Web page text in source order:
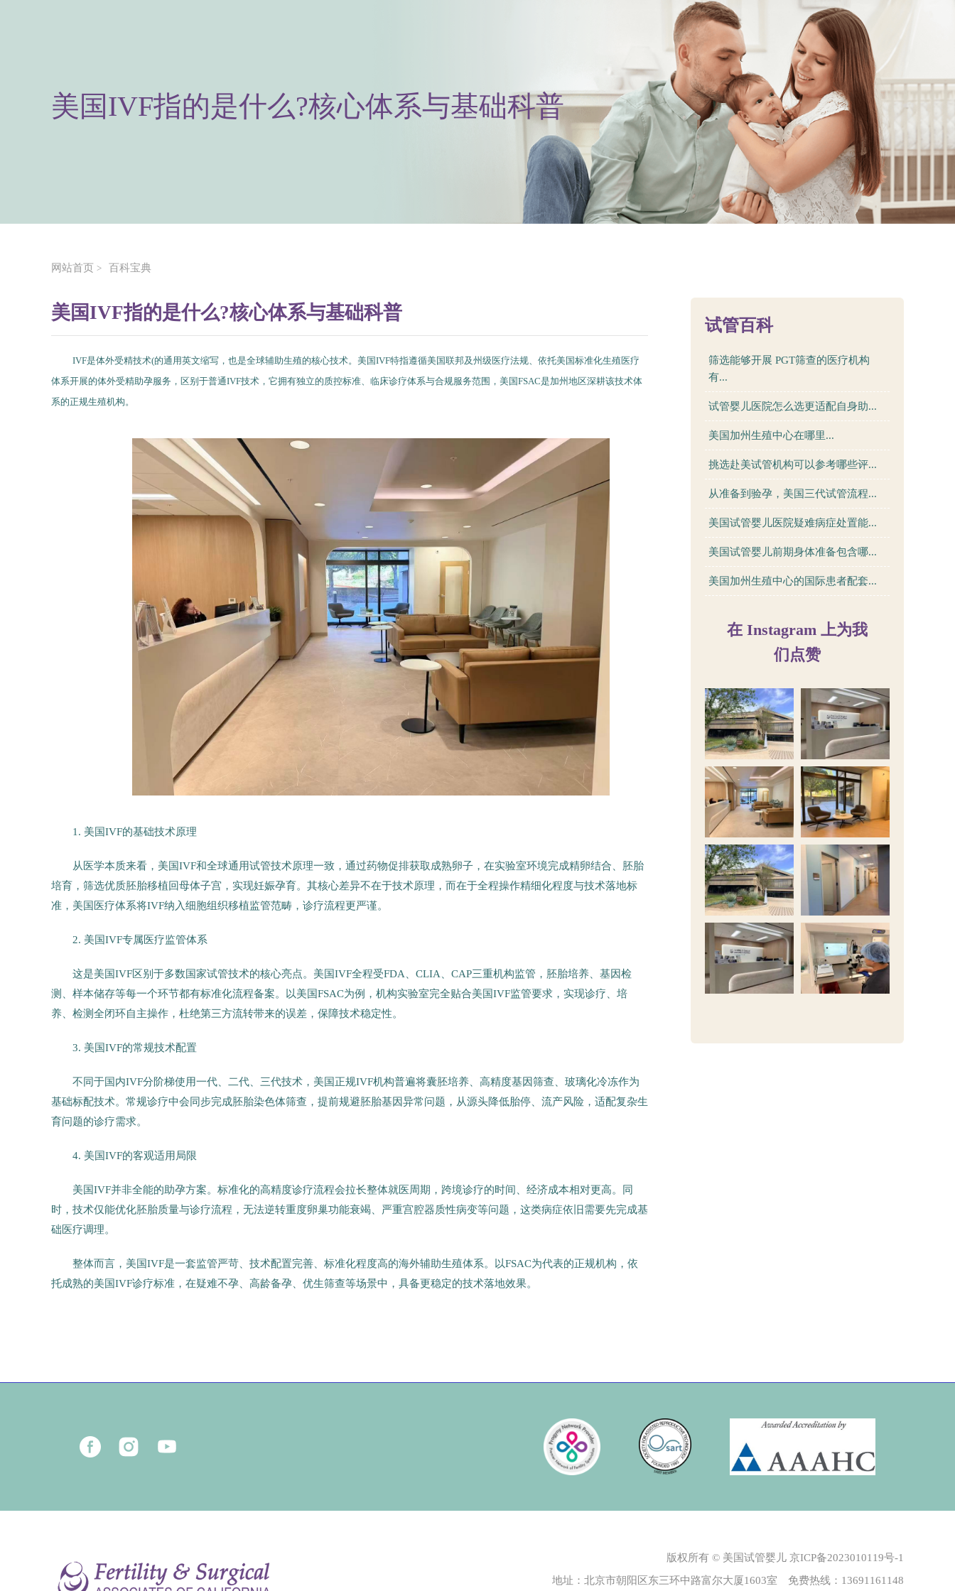
美国IVF指的是什么?核心体系与基础科普
网站首页 > 百科宝典
美国IVF指的是什么?核心体系与基础科普
IVF是体外受精技术(的通用英文缩写，也是全球辅助生殖的核心技术。美国IVF特指遵循美国联邦及州级医疗法规、依托美国标准化生殖医疗
体系开展的体外受精助孕服务，区别于普通IVF技术，它拥有独立的质控标准、临床诊疗体系与合规服务范围，美国FSAC是加州地区深耕该技术体
系的正规生殖机构。
1. 美国IVF的基础技术原理
从医学本质来看，美国IVF和全球通用试管技术原理一致，通过药物促排获取成熟卵子，在实验室环境完成精卵结合、胚胎
培育，筛选优质胚胎移植回母体子宫，实现妊娠孕育。其核心差异不在于技术原理，而在于全程操作精细化程度与技术落地标
准，美国医疗体系将IVF纳入细胞组织移植监管范畴，诊疗流程更严谨。
2. 美国IVF专属医疗监管体系
这是美国IVF区别于多数国家试管技术的核心亮点。美国IVF全程受FDA、CLIA、CAP三重机构监管，胚胎培养、基因检
测、样本储存等每一个环节都有标准化流程备案。以美国FSAC为例，机构实验室完全贴合美国IVF监管要求，实现诊疗、培
养、检测全闭环自主操作，杜绝第三方流转带来的误差，保障技术稳定性。
3. 美国IVF的常规技术配置
不同于国内IVF分阶梯使用一代、二代、三代技术，美国正规IVF机构普遍将囊胚培养、高精度基因筛查、玻璃化冷冻作为
基础标配技术。常规诊疗中会同步完成胚胎染色体筛查，提前规避胚胎基因异常问题，从源头降低胎停、流产风险，适配复杂生
育问题的诊疗需求。
4. 美国IVF的客观适用局限
美国IVF并非全能的助孕方案。标准化的高精度诊疗流程会拉长整体就医周期，跨境诊疗的时间、经济成本相对更高。同
时，技术仅能优化胚胎质量与诊疗流程，无法逆转重度卵巢功能衰竭、严重宫腔器质性病变等问题，这类病症依旧需要先完成基
础医疗调理。
整体而言，美国IVF是一套监管严苛、技术配置完善、标准化程度高的海外辅助生殖体系。以FSAC为代表的正规机构，依
托成熟的美国IVF诊疗标准，在疑难不孕、高龄备孕、优生筛查等场景中，具备更稳定的技术落地效果。
试管百科
筛选能够开展 PGT筛查的医疗机构
有...
试管婴儿医院怎么选更适配自身助...
美国加州生殖中心在哪里...
挑选赴美试管机构可以参考哪些评...
从准备到验孕，美国三代试管流程...
美国试管婴儿医院疑难病症处置能...
美国试管婴儿前期身体准备包含哪...
美国加州生殖中心的国际患者配套...
在 Instagram 上为我
们点赞
版权所有 © 美国试管婴儿 京ICP备2023010119号-1
地址：北京市朝阳区东三环中路富尔大厦1603室 免费热线：13691161148